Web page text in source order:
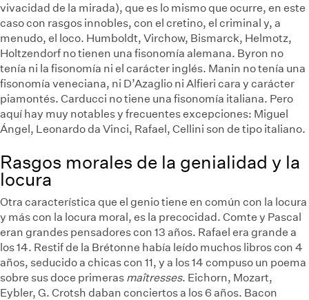
vivacidad de la mirada), que es lo mismo que ocurre, en este
caso con rasgos innobles, con el cretino, el criminal y, a
menudo, el loco. Humboldt, Virchow, Bismarck, Helmotz,
Holtzendorf no tienen una fisonomía alemana. Byron no
tenía ni la fisonomía ni el carácter inglés. Manin no tenía una
fisonomía veneciana, ni D’Azaglio ni Alfieri cara y carácter
piamontés. Carducci no tiene una fisonomía italiana. Pero
aquí hay muy notables y frecuentes excepciones: Miguel
Ángel, Leonardo da Vinci, Rafael, Cellini son de tipo italiano.
Rasgos morales de la genialidad y la
locura
Otra característica que el genio tiene en común con la locura
y más con la locura moral, es la precocidad. Comte y Pascal
eran grandes pensadores con 13 años. Rafael era grande a
los 14. Restif de la Brétonne había leído muchos libros con 4
años, seducido a chicas con 11, y a los 14 compuso un poema
sobre sus doce primeras maîtresses. Eichorn, Mozart,
Eybler, G. Crotsh daban conciertos a los 6 años. Bacon